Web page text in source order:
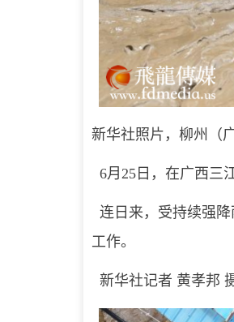
新华社照片，柳州（
6月25日，在广西三
连日来，受持续强
工作。
新华社记者 黄孝邦